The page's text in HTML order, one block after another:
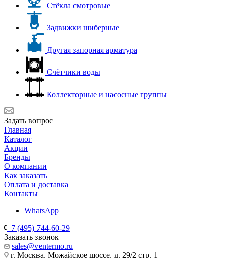
Стёкла смотровые
Задвижки шиберные
Другая запорная арматура
Счётчики воды
Коллекторные и насосные группы
Задать вопрос
Главная
Каталог
Акции
Бренды
О компании
Как заказать
Оплата и доставка
Контакты
WhatsApp
+7 (495) 744-60-29
Заказать звонок
sales@ventermo.ru
г. Москва, Можайское шоссе, д. 29/2 стр. 1